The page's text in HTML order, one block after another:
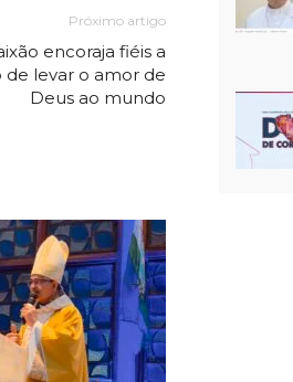
Próximo artigo
encoraja fiéis a
levar o amor de
Deus ao mundo